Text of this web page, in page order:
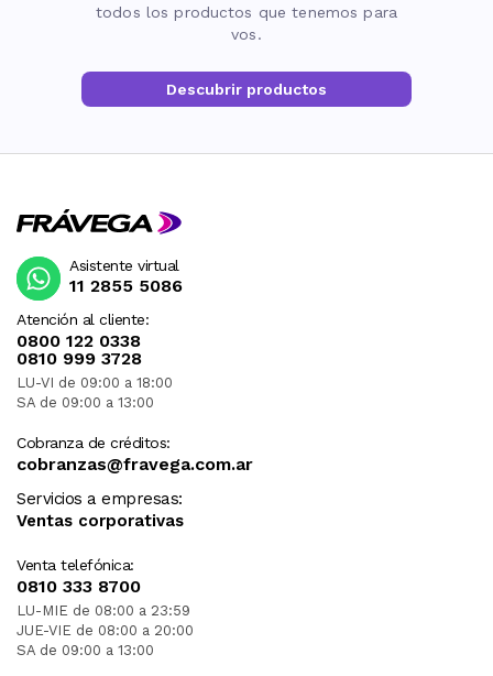
todos los productos que tenemos para
vos.
Descubrir productos
Atención al cliente:
0800 122 0338
0810 999 3728
LU-VI de 09:00 a 18:00
SA de 09:00 a 13:00
Cobranza de créditos:
cobranzas@fravega.com.ar
Servicios a empresas:
Ventas corporativas
Venta telefónica:
0810 333 8700
LU-MIE de 08:00 a 23:59
JUE-VIE de 08:00 a 20:00
SA de 09:00 a 13:00
Asistente virtual
11 2855 5086